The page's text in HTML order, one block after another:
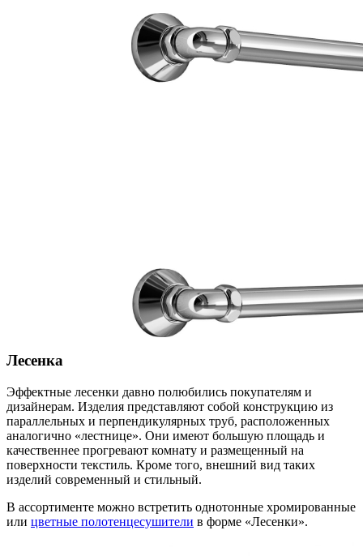
Лесенка
Эффектные лесенки давно полюбились покупателям и
дизайнерам. Изделия представляют собой конструкцию из
параллельных и перпендикулярных труб, расположенных
аналогично «лестнице». Они имеют большую площадь и
качественнее прогревают комнату и размещенный на
поверхности текстиль. Кроме того, внешний вид таких
изделий современный и стильный.
В ассортименте можно встретить однотонные хромированные
или цветные полотенцесушители в форме «Лесенки».